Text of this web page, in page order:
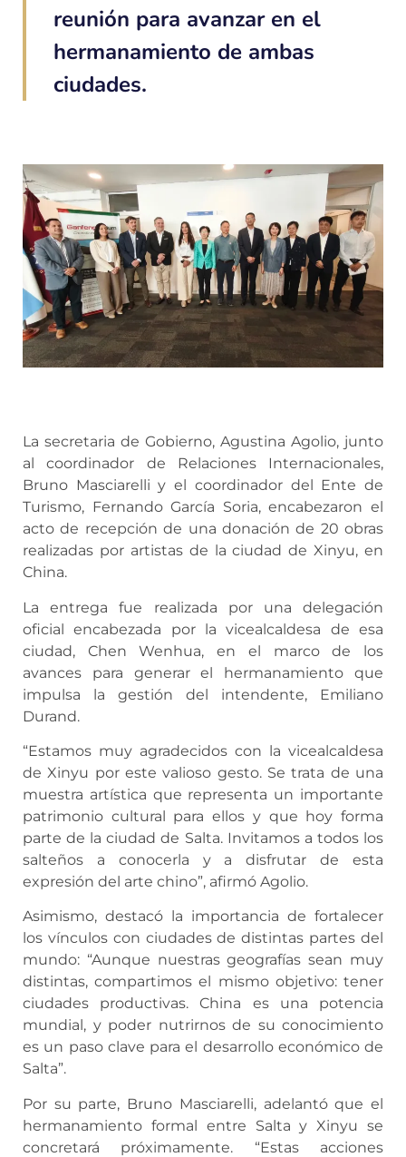
reunión para avanzar en el
hermanamiento de ambas
ciudades.
La secretaria de Gobierno, Agustina Agolio, junto
al coordinador de Relaciones Internacionales,
Bruno Masciarelli y el coordinador del Ente de
Turismo, Fernando García Soria, encabezaron el
acto de recepción de una donación de 20 obras
realizadas por artistas de la ciudad de Xinyu, en
China.
La entrega fue realizada por una delegación
oficial encabezada por la vicealcaldesa de esa
ciudad, Chen Wenhua, en el marco de los
avances para generar el hermanamiento que
impulsa la gestión del intendente, Emiliano
Durand.
“Estamos muy agradecidos con la vicealcaldesa
de Xinyu por este valioso gesto. Se trata de una
muestra artística que representa un importante
patrimonio cultural para ellos y que hoy forma
parte de la ciudad de Salta. Invitamos a todos los
salteños a conocerla y a disfrutar de esta
expresión del arte chino”, afirmó Agolio.
Asimismo, destacó la importancia de fortalecer
los vínculos con ciudades de distintas partes del
mundo: “Aunque nuestras geografías sean muy
distintas, compartimos el mismo objetivo: tener
ciudades productivas. China es una potencia
mundial, y poder nutrirnos de su conocimiento
es un paso clave para el desarrollo económico de
Salta”.
Por su parte, Bruno Masciarelli, adelantó que el
hermanamiento formal entre Salta y Xinyu se
concretará próximamente. “Estas acciones